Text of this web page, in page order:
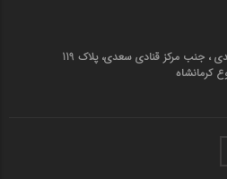
کرمانشاه خیابان سعدی ، جنب مرکز قنادی سعدی، پلاک 119
کرمانشاه